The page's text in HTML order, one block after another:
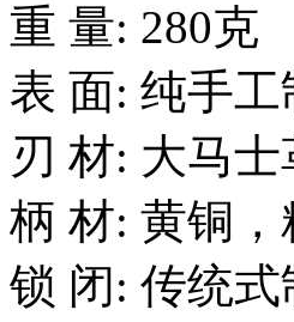
重 量: 280克
表 面: 纯手工
刃 材: 大马士
柄 材: 黄铜
锁 闭: 传统式